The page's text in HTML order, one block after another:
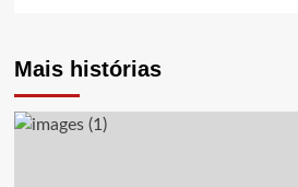
Mais histórias